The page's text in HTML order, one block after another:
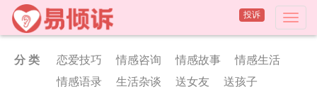
投诉
分 类 恋爱技巧 情感咨询 情感故事
情感生活
情感语录
生活杂谈 送女友
送孩子